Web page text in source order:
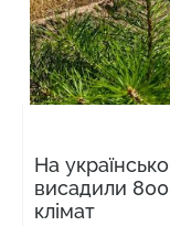
На
висадили
клімат